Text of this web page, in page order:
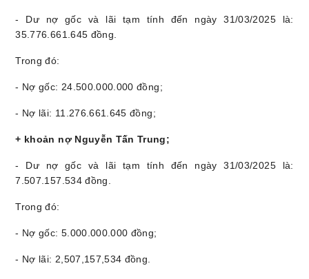
- Dư nợ gốc và lãi tạm tính đến ngày 31/03/2025 là:
35.776.661.645 đồng.
Trong đó:
- Nợ gốc: 24.500.000.000 đồng;
- Nợ lãi: 11.276.661.645 đồng;
+ khoản nợ Nguyễn Tấn Trung;
- Dư nợ gốc và lãi tạm tính đến ngày 31/03/2025 là:
7.507.157.534 đồng.
Trong đó:
- Nợ gốc: 5.000.000.000 đồng;
- Nợ lãi: 2,507,157,534 đồng.